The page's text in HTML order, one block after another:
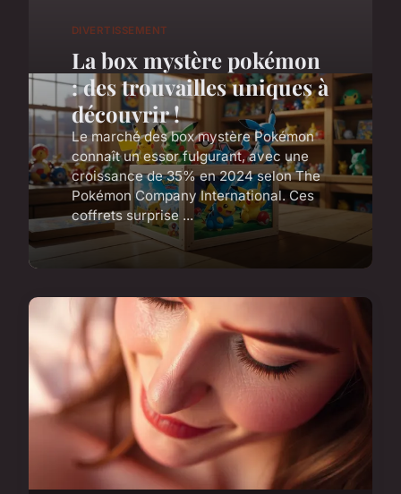
DIVERTISSEMENT
La box mystère pokémon
: des trouvailles uniques à
découvrir !
Le marché des box mystère Pokémon
connaît un essor fulgurant, avec une
croissance de 35% en 2024 selon The
Pokémon Company International. Ces
coffrets surprise ...